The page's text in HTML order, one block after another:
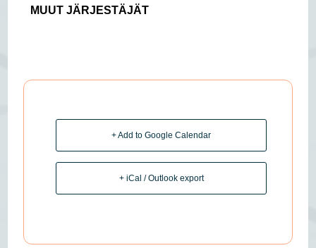
MUUT JÄRJESTÄJÄT
+ Add to Google Calendar
+ iCal / Outlook export